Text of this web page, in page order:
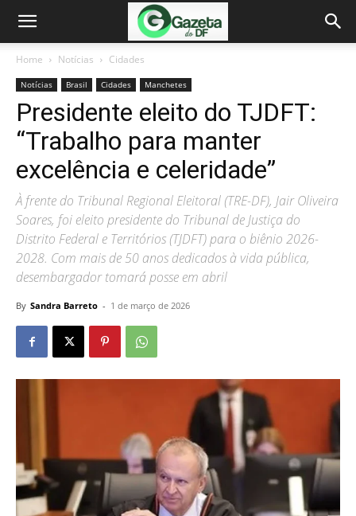
Home Notícias Cidades
Notícias Brasil Cidades Manchetes
Presidente eleito do TJDFT:
“Trabalho para manter
excelência e celeridade”
À frente do Tribunal Regional Eleitoral (TRE-DF), Jair Oliveira
Soares, foi eleito presidente do Tribunal de Justiça do
Distrito Federal e Territórios (TJDFT) para o biênio 2026-
2028. Com mais de 50 anos dedicados à vida pública,
desembargador tomará posse em abril
By Sandra Barreto - 1 de março de 2026